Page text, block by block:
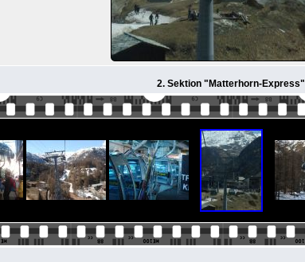
2. Sektion "Matterhorn-Express"